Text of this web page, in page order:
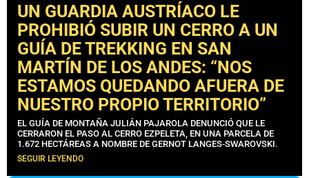
UN GUARDIA AUSTRÍACO LE
PROHIBIÓ SUBIR UN CERRO A UN
GUÍA DE TREKKING EN SAN
MARTÍN DE LOS ANDES: “NOS
ESTAMOS QUEDANDO AFUERA DE
NUESTRO PROPIO TERRITORIO”
EL GUÍA DE MONTAÑA JULIÁN PAJAROLA DENUNCIÓ QUE LE
CERRARON EL PASO AL CERRO EZPELETA, EN UNA PARCELA DE
1.672 HECTÁREAS A NOMBRE DE GERNOT LANGES-SWAROVSKI.
SEGUIR LEYENDO